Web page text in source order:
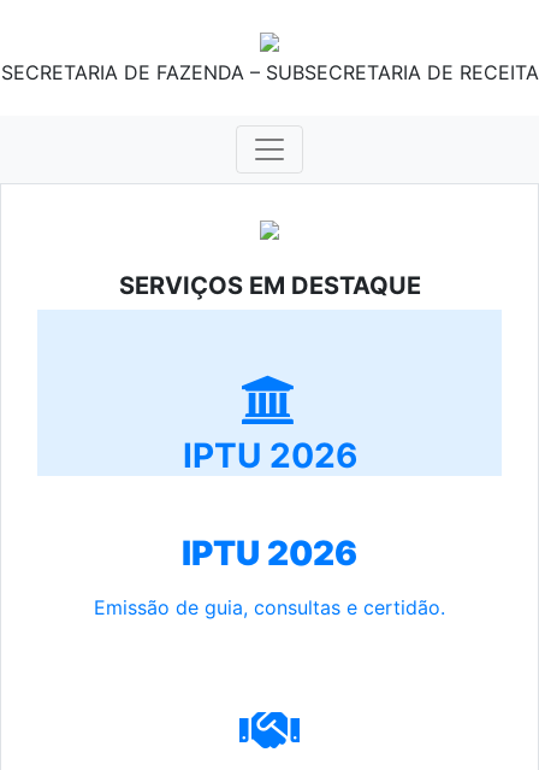
SECRETARIA DE FAZENDA – SUBSECRETARIA DE RECEITA
SERVIÇOS EM DESTAQUE
IPTU 2026
IPTU 2026
Emissão de guia, consultas e certidão.